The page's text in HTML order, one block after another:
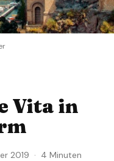
Vita in
2019 · 4 Minuten